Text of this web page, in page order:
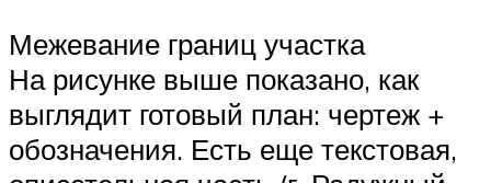
Межевание границ участка
На рисунке выше показано, как
выглядит готовый план: чертеж +
обозначения. Есть еще текстовая,